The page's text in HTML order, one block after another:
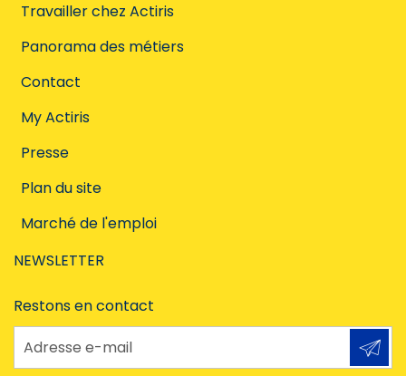
Travailler chez Actiris
Panorama des métiers
Contact
My Actiris
Presse
Plan du site
Marché de l'emploi
NEWSLETTER
Restons en contact
Adresse e-mail